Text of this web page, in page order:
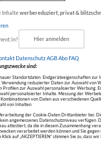
junge
Inhaltewerbereduziert, privat &
Hier anmelden
DatenschutzAGB Abo FAQ
sind:
Standortdaten. Endgeräteeigenschaften
Verwendung reduzierter Daten zur Auswahl von
Profilen zur Auswahl personalisierter Werbung.
personalisierter Inhalte. Messung der
von Daten aus verschiedenen
von Inhalten.
der Cookie-Daten Drittanbieter bei.
angemessenes Datenschutzniveau verfügen.
attestiert, da die in diesem Zusammenhang
verarbeitet werden können und Sie
Klick auf „AKZEPTIEREN“ stimmen Sie zu, dass